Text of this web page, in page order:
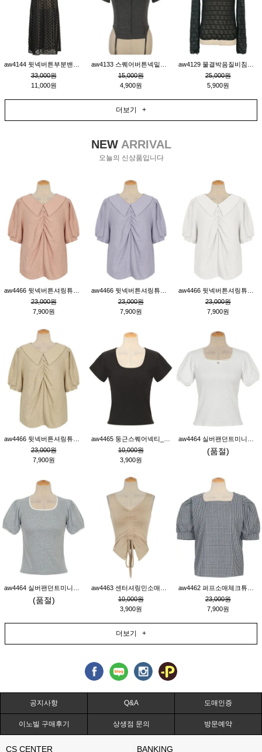
33,000원
11,000원
15,000원
4,900원
25,000원
5,900원
더보기 +
NEWARRIVAL
오늘의 신상품입니다
23,000원
7,900원
23,000원
7,900원
23,000원
7,900원
23,000원
7,900원
10,000원
3,900원
(품절)
(품절)
10,000원
3,900원
23,000원
7,900원
더보기 +
공지사항 Q&A 도매인증
이노빌 구매후기 상생점 문의 방문예약
CS CENTER BANKING